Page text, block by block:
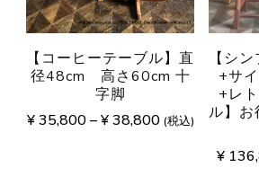
【コーヒーテーブル】直
径48cm 高さ60cm 十
字脚
¥35,800–¥38,800 (税込)
【シ
+サ
+レ
ル】お
¥